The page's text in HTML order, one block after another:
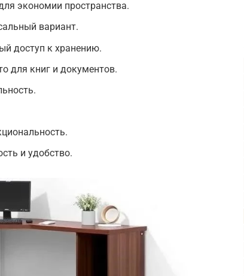
экономии пространства.
вариант.
доступ к хранению.
для книг и документов.
и удобство.